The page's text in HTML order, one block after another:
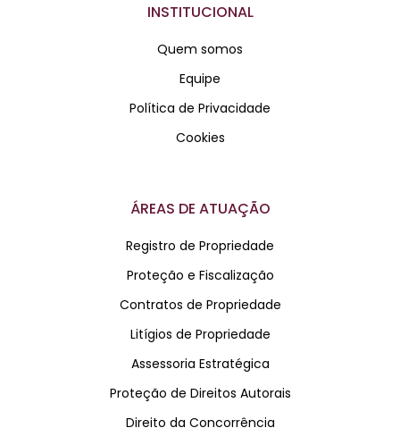
INSTITUCIONAL
Quem somos
Equipe
Política de Privacidade
Cookies
ÁREAS DE ATUAÇÃO
Registro de Propriedade
Proteção e Fiscalização
Contratos de Propriedade
Litígios de Propriedade
Assessoria Estratégica
Proteção de Direitos Autorais
Direito da Concorrência